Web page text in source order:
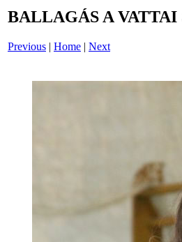
BALLAGÁS A
Previous | Home | Next